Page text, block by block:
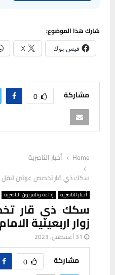
شارك هذا الموضوع:
فيس بوك X
مشاركة 0
Home
أخبار الناصرية
سكك ذي قار تخصص عربتين لنقل
أخبار الناصرية إذاعة وتلفزيون الناصرية
سكك ذي قار
زوار اربعينية
31 أغسطس، 2023
مشاركة 0